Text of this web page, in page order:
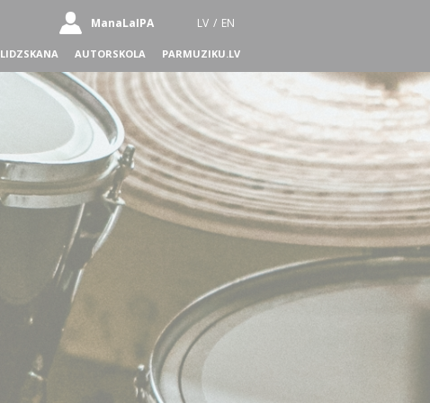
ManaLaIPA LV / EN
LIDZSKANA AUTORSKOLA PARMUZIKU.LV